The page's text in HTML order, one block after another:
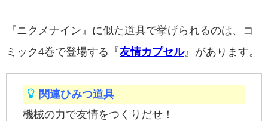
『ニクメナイン』に似た道具で挙げられるのは、コ
ミック4巻で登場する『友情カプセル』があります。
関連ひみつ道具
機械の力で友情をつくりだせ！